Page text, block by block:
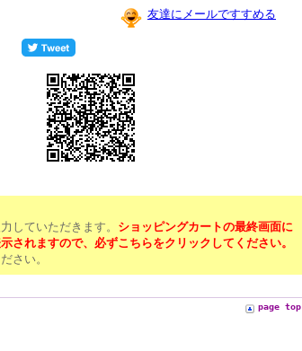
友達にメールですすめる
していただきます。 ショッピングカートの最終画面に
されますので、必ずこちらをクリックしてください。
さい。
page top